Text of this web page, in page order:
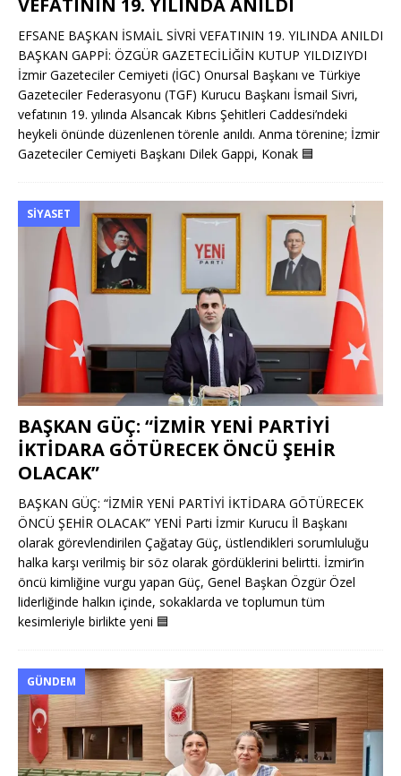
EFSANE BAŞKAN İSMAİL SİVRİ VEFATININ 19. YILINDA ANILDI
BAŞKAN GAPPİ: ÖZGÜR GAZETECİLİĞİN KUTUP YILDIZIYDI
İzmir Gazeteciler Cemiyeti (İGC) Onursal Başkanı ve Türkiye
Gazeteciler Federasyonu (TGF) Kurucu Başkanı İsmail Sivri,
vefatının 19. yılında Alsancak Kıbrıs Şehitleri Caddesi’ndeki
heykeli önünde düzenlenen törenle anıldı. Anma törenine; İzmir
Gazeteciler Cemiyeti Başkanı Dilek Gappi, Konak 🟦
SIYASET
BAŞKAN GÜÇ: “İZMİR YENİ PARTİYİ
İKTİDARA GÖTÜRECEK ÖNCÜ ŞEHİR
OLACAK”
BAŞKAN GÜÇ: “İZMİR YENİ PARTİYİ İKTİDARA GÖTÜRECEK
ÖNCÜ ŞEHİR OLACAK” YENİ Parti İzmir Kurucu İl Başkanı
olarak görevlendirilen Çağatay Güç, üstlendikleri sorumluluğu
halka karşı verilmiş bir söz olarak gördüklerini belirtti. İzmir’in
öncü kimliğine vurgu yapan Güç, Genel Başkan Özgür Özel
liderliğinde halkın içinde, sokaklarda ve toplumun tüm
kesimleriyle birlikte yeni 🟦
GÜNDEM